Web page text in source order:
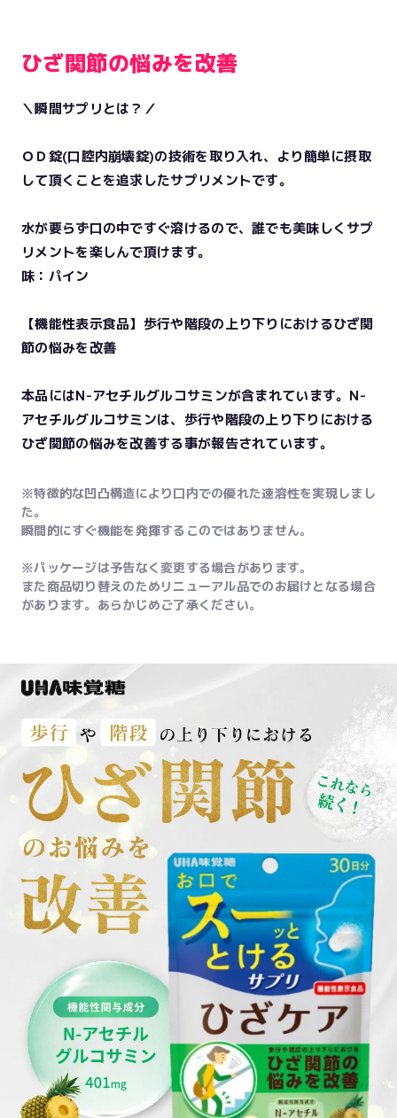
ひざ関節の悩みを改善
＼瞬間サプリとは？／
ＯＤ錠(口腔内崩壊錠)の技術を取り入れ、より簡単に摂取
して頂くことを追求したサプリメントです。
水が要らず口の中ですぐ溶けるので、誰でも美味しくサプ
リメントを楽しんで頂けます。
味：パイン
【機能性表示食品】歩行や階段の上り下りにおけるひざ関
節の悩みを改善
本品にはN-アセチルグルコサミンが含まれています。N-
アセチルグルコサミンは、歩行や階段の上り下りにおける
ひざ関節の悩みを改善する事が報告されています。
※特徴的な凹凸構造により口内での優れた速溶性を実現しまし
た。
瞬間的にすぐ機能を発揮するこのではありません。
※パッケージは予告なく変更する場合があります。
また商品切り替えのためリニューアル品でのお届けとなる場合
があります。あらかじめご了承ください。